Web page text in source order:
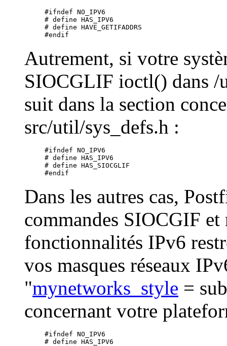
#ifndef NO_IPV6
# define HAS_IPV6
# define HAVE_GETIFADDRS
Autrement, si votre
SIOCGLIF ioctl() dans
suit dans la section
src/util/sys_defs.h :
#ifndef NO_IPV6
# define HAS_IPV6
# define HAS_SIOCGLIF
Dans les autres cas,
commandes SIOCGIF et
fonctionnalités IPv6
vos masques réseaux
"mynetworks_style =
concernant votre
#ifndef NO_IPV6
# define HAS_IPV6